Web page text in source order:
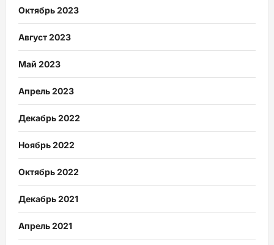
Октябрь 2023
Август 2023
Май 2023
Апрель 2023
Декабрь 2022
Ноябрь 2022
Октябрь 2022
Декабрь 2021
Апрель 2021